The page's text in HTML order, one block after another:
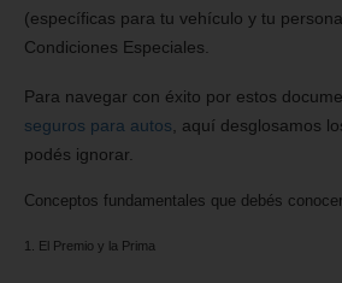
(específicas para tu vehículo y tu
Condiciones Especiales.
Para navegar con éxito por estos
seguros para autos , aquí desglosamos
podés ignorar.
Conceptos fundamentales que debés conocer
1. El Premio y la Prima